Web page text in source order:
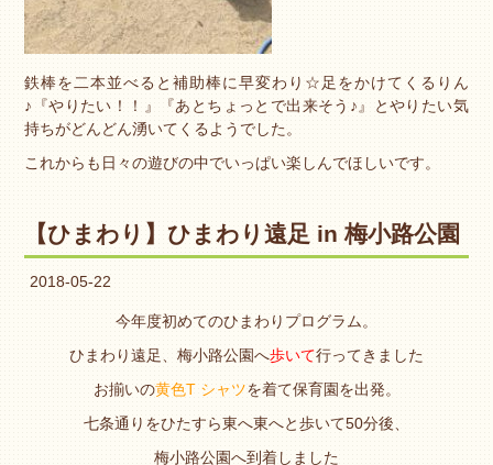
鉄棒を二本並べると補助棒に早変わり☆足をかけてくるりん
♪『やりたい！！』『あとちょっとで出来そう♪』とやりたい気
持ちがどんどん湧いてくるようでした。
これからも日々の遊びの中でいっぱい楽しんでほしいです。
【ひまわり】ひまわり遠足 in 梅小路公園
2018-05-22
今年度初めてのひまわりプログラム。
ひまわり遠足、梅小路公園へ歩いて行ってきました
お揃いの黄色T シャツを着て保育園を出発。
七条通りをひたすら東へ東へと歩いて50分後、
梅小路公園へ到着しました